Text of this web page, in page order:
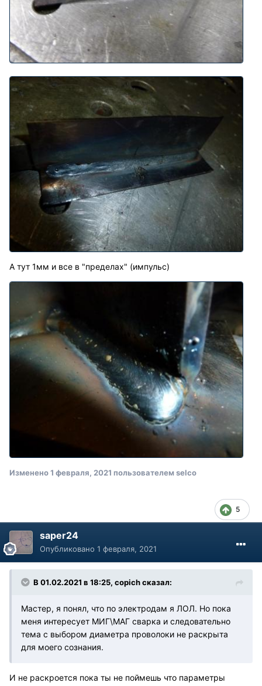
А тут 1мм и все в "пределах" (импульс)
Изменено1 февраля, 2021 пользователем selco
5
saper24
Опубликовано 1 февраля, 2021
В 01.02.2021 в 18:25, copich сказал:
Мастер, я понял, что по электродам я ЛОЛ. Но пока
меня интересует МИГ\МАГ сварка и следовательно
тема с выбором диаметра проволоки не раскрыта
для моего сознания.
И не раскроется пока ты не поймешь что параметры